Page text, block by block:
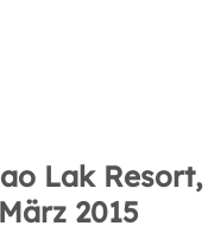
Lak Resort,
2015